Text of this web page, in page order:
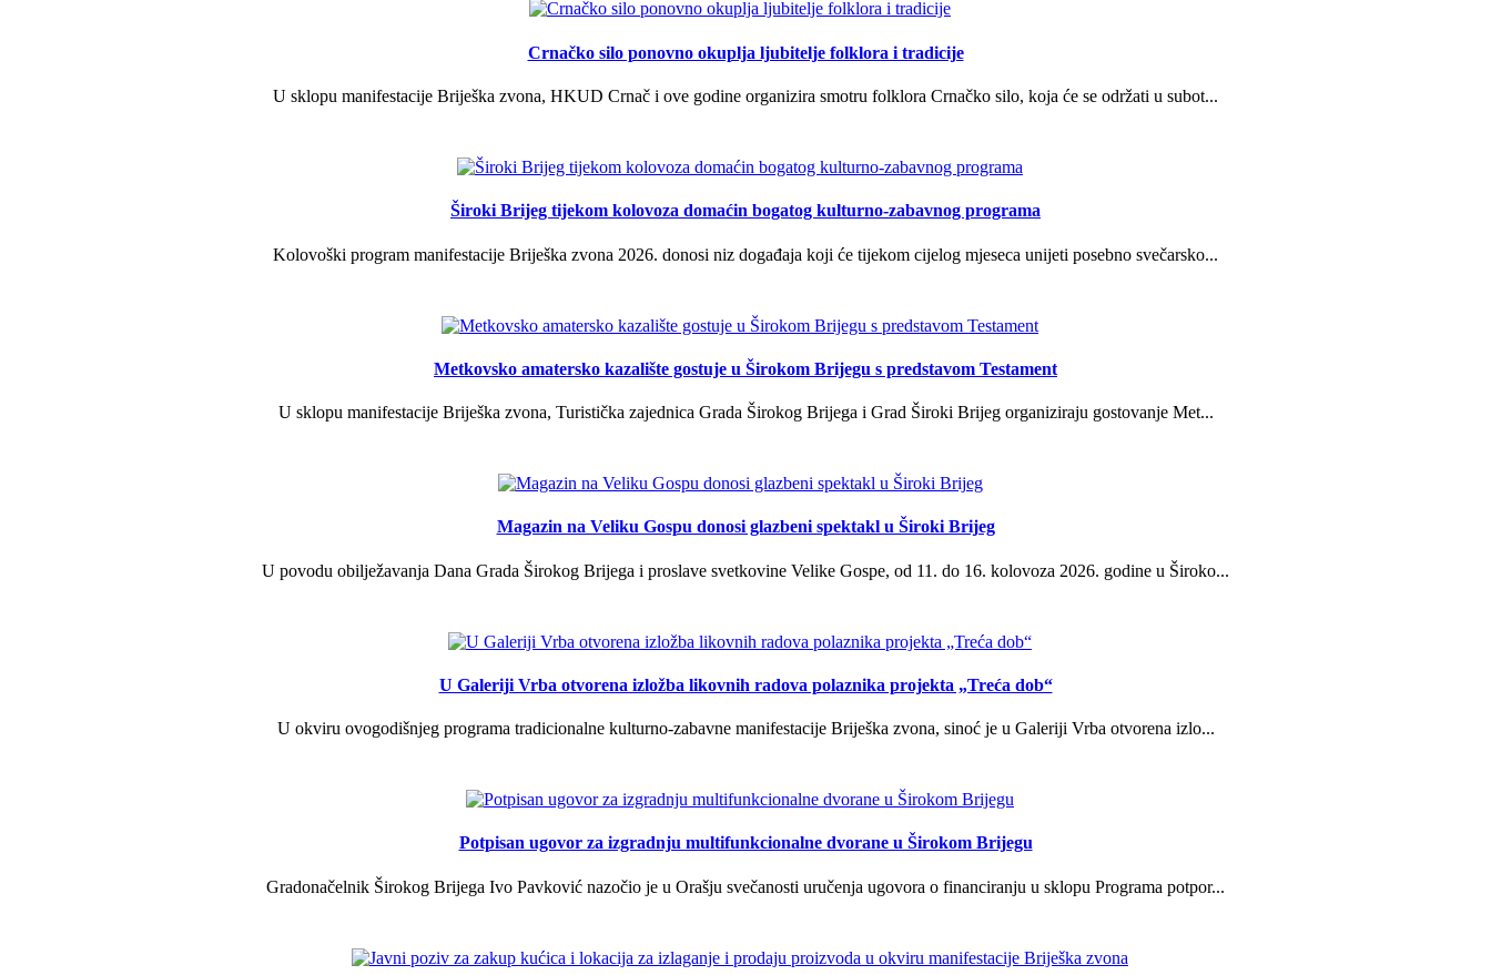
Crnačko silo ponovno okuplja ljubitelje folklora i tradicije
U sklopu manifestacije Briješka zvona, HKUD Crnač i ove godine organizira smotru folklora Crnačko silo, koja će se održati u subot...
Široki Brijeg tijekom kolovoza domaćin bogatog kulturno-zabavnog programa
Kolovoški program manifestacije Briješka zvona 2026. donosi niz događaja koji će tijekom cijelog mjeseca unijeti posebno svečarsko...
Metkovsko amatersko kazalište gostuje u Širokom Brijegu s predstavom Testament
U sklopu manifestacije Briješka zvona, Turistička zajednica Grada Širokog Brijega i Grad Široki Brijeg organiziraju gostovanje Met...
Magazin na Veliku Gospu donosi glazbeni spektakl u Široki Brijeg
U povodu obilježavanja Dana Grada Širokog Brijega i proslave svetkovine Velike Gospe, od 11. do 16. kolovoza 2026. godine u Široko...
U Galeriji Vrba otvorena izložba likovnih radova polaznika projekta „Treća dob“
U okviru ovogodišnjeg programa tradicionalne kulturno-zabavne manifestacije Briješka zvona, sinoć je u Galeriji Vrba otvorena izlo...
Potpisan ugovor za izgradnju multifunkcionalne dvorane u Širokom Brijegu
Gradonačelnik Širokog Brijega Ivo Pavković nazočio je u Orašju svečanosti uručenja ugovora o financiranju u sklopu Programa potpor...